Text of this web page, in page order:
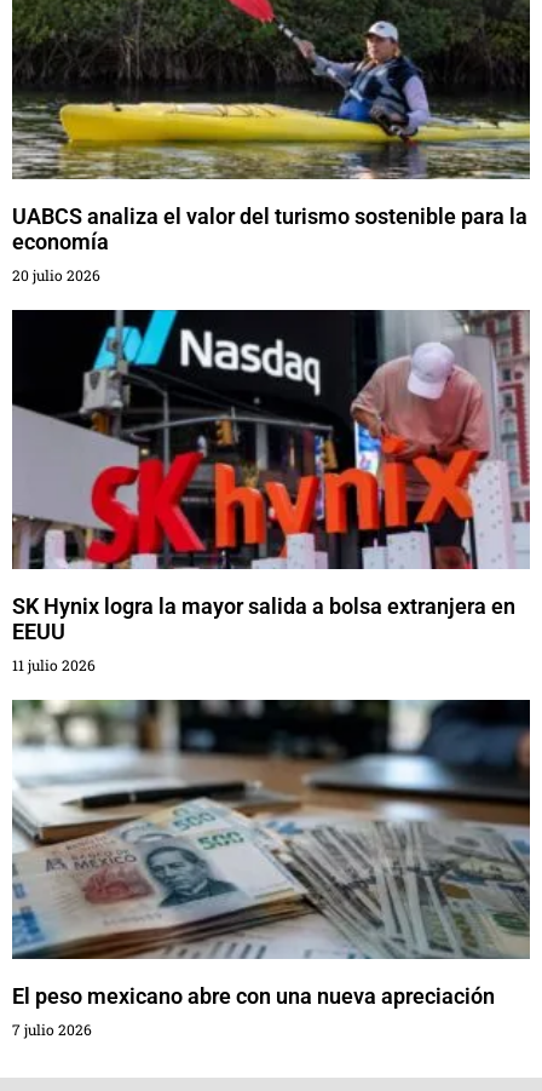
UABCS analiza el valor del turismo sostenible para la
economía
20 julio 2026
SK Hynix logra la mayor salida a bolsa extranjera en
EEUU
11 julio 2026
El peso mexicano abre con una nueva apreciación
7 julio 2026